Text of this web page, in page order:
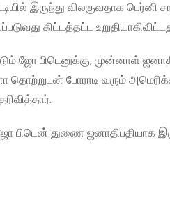
இருந்து விலகுவதாக
கிட்டத்தட்ட
ஜோ பிடெனுக்கு, முன்னாள்
போராடி வரும்
துணை ஜனாதிபதியாக